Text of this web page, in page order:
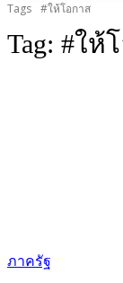
Tags #ให้โอกาส
Tag: #ให้
ภาครัฐ